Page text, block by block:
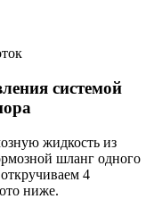
системой
жидкость из
шланг одного
4
ниже.